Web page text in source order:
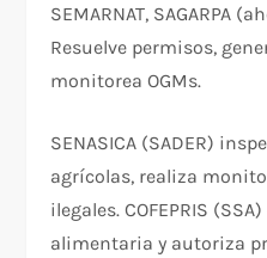
SEMARNAT, SAGARPA
Resuelve permisos,
monitorea OGMs.
SENASICA (SADER)
agrícolas, realiza
ilegales. COFEPRIS
alimentaria y autoriza